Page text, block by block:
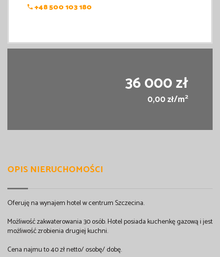
+48 500 103 180
36 000 zł
0,00 zł/m2
OPIS NIERUCHOMOŚCI
Oferuję na wynajem hotel w centrum Szczecina.
Możliwość zakwaterowania 30 osób. Hotel posiada kuchenkę gazową i jest
możliwość zrobienia drugiej kuchni.
Cena najmu to 40 zł netto/ osobę/ dobę.